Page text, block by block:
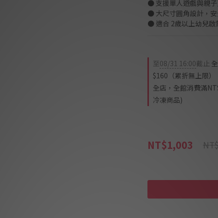
● 支援單人遊戲與親
● 大尺寸圓角設計，
● 適合 2歲以上幼兒啟
至08/31 16:00截止
$160（累折無上限）
全店，全館消費滿
冷凍商品)
NT$1,003